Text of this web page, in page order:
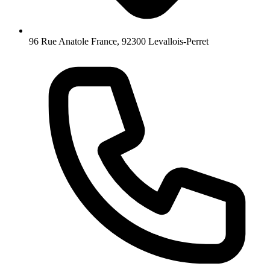
96 Rue Anatole France, 92300 Levallois-Perret